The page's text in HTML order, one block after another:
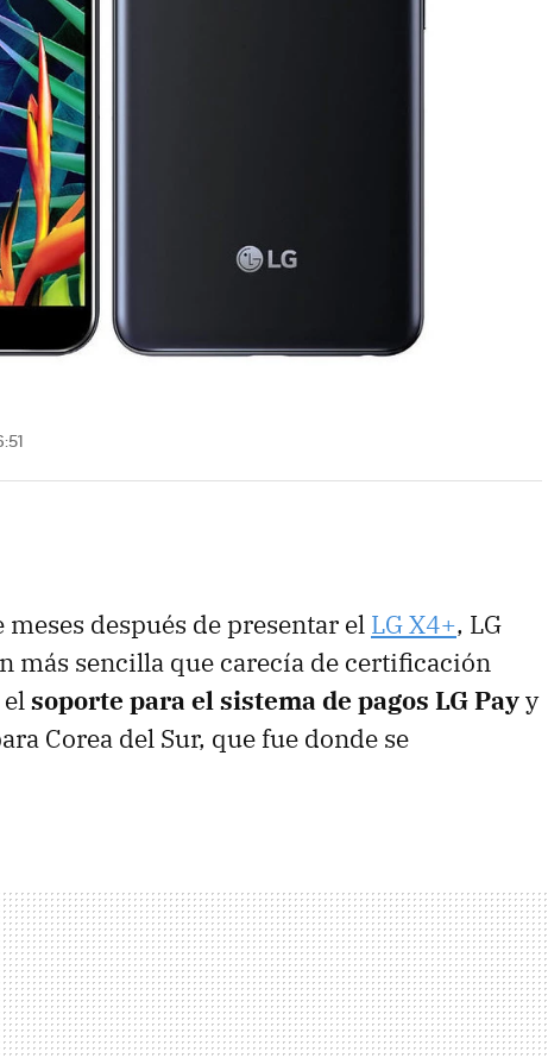
después de presentar el LG X4+, LG
más sencilla que carecía de certificación
soporte para el sistema de pagos LG Payy
Corea del Sur, que fue donde se